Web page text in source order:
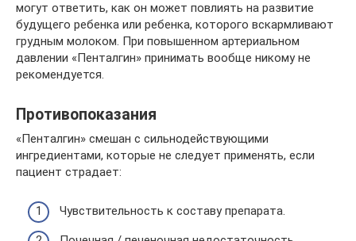
могут ответить, как он может повлиять на развитие
будущего ребенка или ребенка, которого вскармливают
грудным молоком. При повышенном артериальном
давлении «Пенталгин» принимать вообще никому не
рекомендуется.
Противопоказания
«Пенталгин» смешан с сильнодействующими
ингредиентами, которые не следует применять, если
пациент страдает:
Чувствительность к составу препарата.